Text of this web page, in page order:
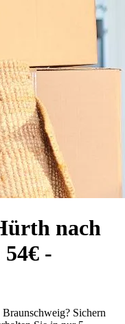
nach
-
Sichern